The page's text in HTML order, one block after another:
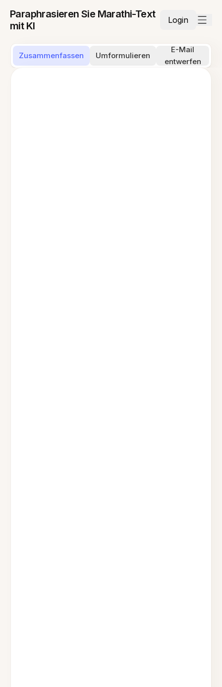
Paraphrasieren Sie Marathi-Text
mit KI
Login
Zusammenfassen Umformulieren
E-Mail
entwerfen